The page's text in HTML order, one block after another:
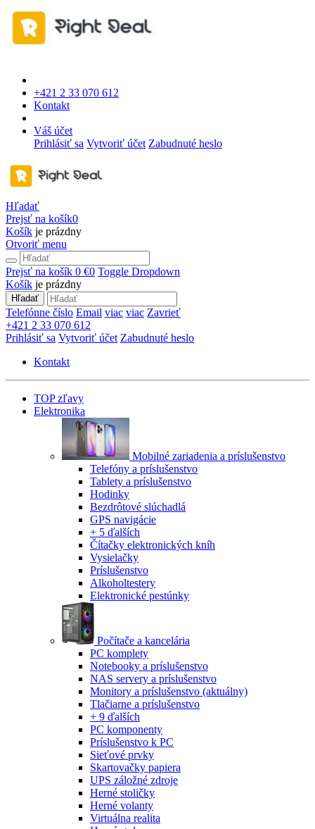
+421 2 33 070 612
Kontakt
Váš účet
Prihlásiť sa Vytvoriť účet Zabudnuté heslo
Hľadať
Prejsť na košík0
Košík je prázdny
Otvoriť menu
Prejsť na košík 0 €0 Toggle Dropdown
Košík je prázdny
Hľadať
Telefónne číslo Email viac viac Zavrieť
+421 2 33 070 612
Prihlásiť sa Vytvoriť účet Zabudnuté heslo
Kontakt
TOP zľavy
Elektronika
Mobilné zariadenia a príslušenstvo
Telefóny a príslušenstvo
Tablety a príslušenstvo
Hodinky
Bezdrôtové slúchadlá
GPS navigácie
+ 5 ďalších
Čítačky elektronických kníh
Vysielačky
Príslušenstvo
Alkoholtestery
Elektronické pestúnky
Počítače a kancelária
PC komplety
Notebooky a príslušenstvo
NAS servery a príslušenstvo
Monitory a príslušenstvo (aktuálny)
Tlačiarne a príslušenstvo
+ 9 ďalších
PC komponenty
Príslušenstvo k PC
Sieťové prvky
Skartovačky papiera
UPS záložné zdroje
Herné stoličky
Herné volanty
Virtuálna realita